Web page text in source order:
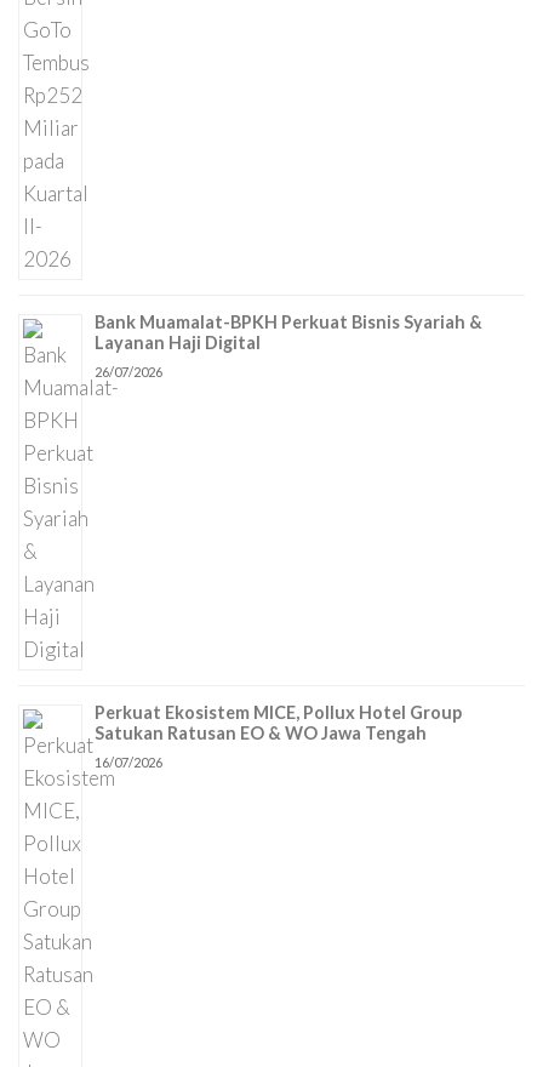
Bank Muamalat-BPKH Perkuat Bisnis Syariah &
Layanan Haji Digital
26/07/2026
Perkuat Ekosistem MICE, Pollux Hotel Group
Satukan Ratusan EO & WO Jawa Tengah
16/07/2026